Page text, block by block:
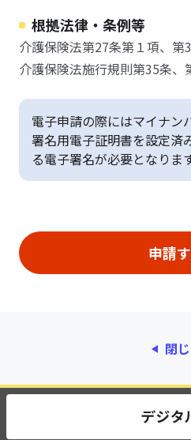
根拠法律・条例等
介護保険法第27条第１項、第
介護保険法施行規則第35条、
電子申請の際にはマイナン
署名用電子証明書を設定済
る電子署名が必要となります
閉